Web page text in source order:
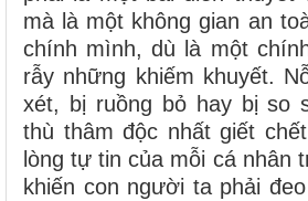
mà là một không gian an
chính mình, dù là một
rẫy những khiếm khuyết.
xét, bị ruồng bỏ hay bị so
thù thâm độc nhất giết
lòng tự tin của mỗi cá nhân
khiến con người ta phải